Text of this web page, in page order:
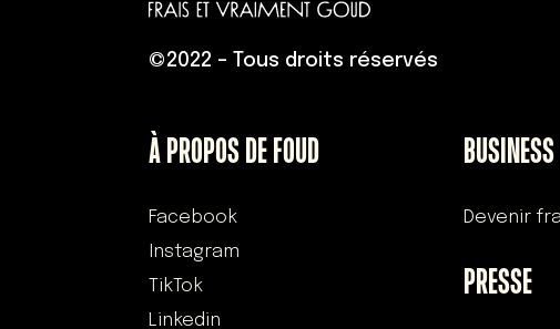
©2022 – Tous droits réservés
À PROPOS DE FOUD
Facebook
Instagram
TikTok
Linkedin
BUSINESS
Devenir
PRESSE